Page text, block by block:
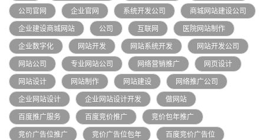
公司官网
企业官网 系统开发公司
商城网站建设公司
企业建设商城网站
公司 互联网
医院网站制作
企业数字化
网站开发 网站系统开发
网站开发公司
网站公司
专业网站公司 网络营销推广
网页设计
网站设计
网站制作 网站建设
网络推广公司
企业网站设计
企业网站设计开发
做网站
百度推广服务
百度竞价推广
竞价包年推广
竞价广告位推广
竞价广告位包年
百度竞价广告位